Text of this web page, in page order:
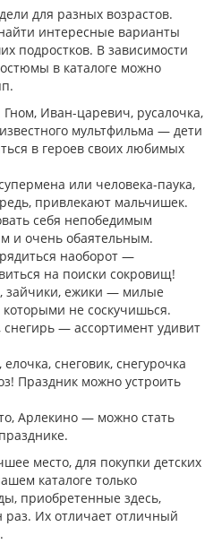
для разных возрастов.
интересные варианты
подростков. В зависимости
в каталоге можно
Иван-царевич, русалочка,
мультфильма — дети
в героев своих любимых
или человека-паука,
привлекают мальчишек.
себя непобедимым
и очень обаятельным.
наоборот —
на поиски сокровищ!
зайчики, ежики — милые
не соскучишься.
снегирь — ассортимент удивит
снеговик, снегурочка
Праздник можно устроить
Арлекино — можно стать
место, для покупки детских
каталоге только
приобретенные здесь,
раз. Их отличает отличный